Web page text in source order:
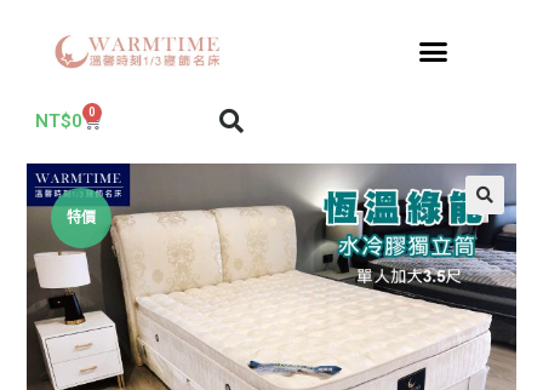
NT$0 0
特價